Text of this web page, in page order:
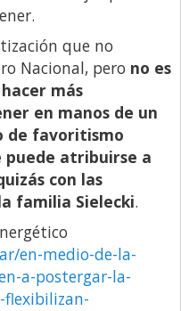
que no
Nacional, pero no es
más
en manos de un
de favoritismo
puede atribuirse a
con las
familia Sielecki.
en-medio-de-la-
a-postergar-la-